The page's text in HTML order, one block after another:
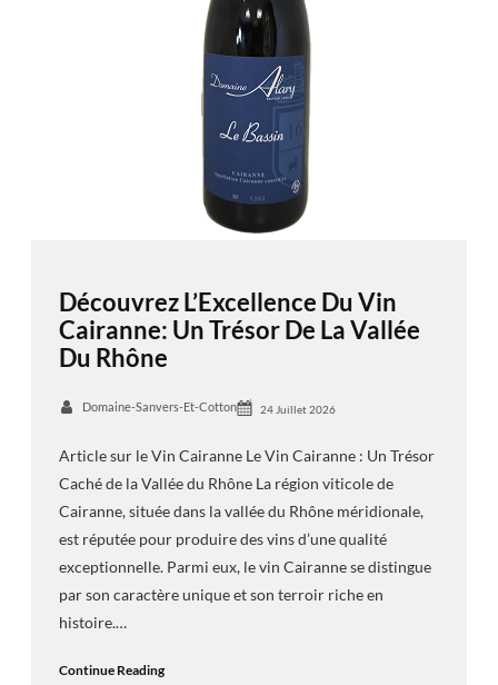
Découvrez L’Excellence Du Vin
Cairanne: Un Trésor De La Vallée
Du Rhône
Domaine-Sanvers-Et-Cotton 24 Juillet 2026
Article sur le Vin Cairanne Le Vin Cairanne : Un Trésor
Caché de la Vallée du Rhône La région viticole de
Cairanne, située dans la vallée du Rhône méridionale,
est réputée pour produire des vins d’une qualité
exceptionnelle. Parmi eux, le vin Cairanne se distingue
par son caractère unique et son terroir riche en
histoire.…
Continue Reading